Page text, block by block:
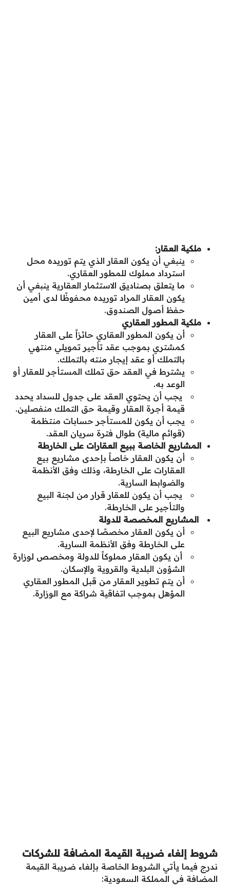
ملكية العقار:
ينبغي أن يكون العقار الذي يتم توريده محل
استرداد مملوك للمطور العقاري.
ما يتعلق بصناديق الاستثمار العقارية ينبغي أن
يكون العقار المراد توريده محفوظًا لدى أمين
حفظ أصول الصندوق.
ملكية المطور العقاري
أن يكون المطور العقاري حائزاً على العقار
كمشتري بموجب عقد تأجير تمويلي منتهي
بالتملك أو عقد إيجار منته بالتملك.
يشترط في العقد حق تملك المستأجر للعقار أو
الوعد به.
يجب أن يحتوي العقد على جدول للسداد يحدد
قيمة أجرة العقار وقيمة حق التملك منفصلين.
يجب أن يكون للمستأجر حسابات منتظمة
(قوائم مالية) طوال فترة سريان العقد.
المشاريع الخاصة ببيع العقارات على الخارطة
أن يكون العقار خاصاً بإحدى مشاريع بيع
العقارات على الخارطة، وذلك وفق الأنظمة
والضوابط السارية.
يجب أن يكون للعقار قرار من لجنة البيع
والتأجير على الخارطة.
المشاريع المخصصة للدولة
أن يكون العقار مخصصًا لإحدى مشاريع البيع
على الخارطة وفق الأنظمة السارية.
أن يكون العقار مملوكاً للدولة ومخصص لوزارة
الشؤون البلدية والقروية والإسكان.
أن يتم تطوير العقار من قبل المطور العقاري
المؤهل بموجب اتفاقية شراكة مع الوزارة.
شروط إلغاء ضريبة القيمة المضافة للشركات
ندرج فيما يأتي الشروط الخاصة بإلغاء ضريبة القيمة
المضافة في المملكة السعودية: